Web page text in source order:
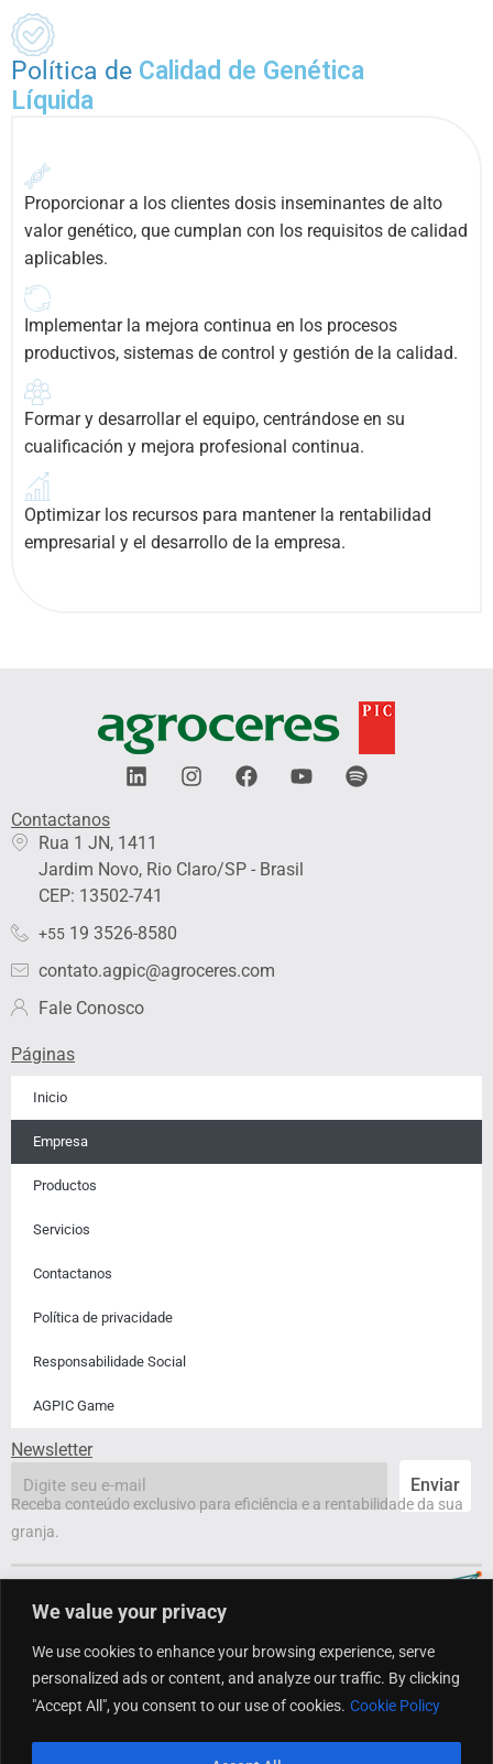
We value your privacy
We use cookies to enhance your browsing experience, serve
personalized ads or content, and analyze our traffic. By clicking
"Accept All", you consent to our use of cookies. Cookie Policy
Política de Calidad de Genética
Líquida
Proporcionar a los clientes dosis inseminantes de alto
valor genético, que cumplan con los requisitos de calidad
aplicables.
Implementar la mejora continua en los procesos
productivos, sistemas de control y gestión de la calidad.
Formar y desarrollar el equipo, centrándose en su
cualificación y mejora profesional continua.
Optimizar los recursos para mantener la rentabilidad
empresarial y el desarrollo de la empresa.
L
i
k
e
d
i
I
n
g
F
a
o
Y
o
b
S
p
Contactanos​
Rua 1 JN, 1411
Jardim Novo, Rio Claro/SP - Brasil
CEP: 13502-741
+55 19 3526-8580
contato.agpic@agroceres.com
Fale Conosco
Páginas
Inicio
Empresa
Productos
Servicios
Contactanos​
Política de privacidade
Responsabilidade Social
AGPIC Game
Newsletter
Enviar
Receba conteúdo exclusivo para eficiência e a rentabilidade da sua
granja.
Copyright @ 2023 Agroceres PIC. Todos os direitos reservados.